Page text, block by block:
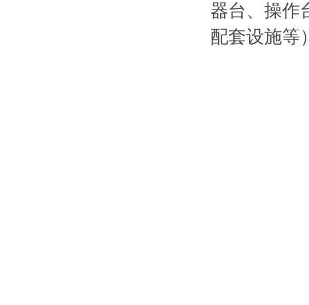
器台、操作
配套设施等